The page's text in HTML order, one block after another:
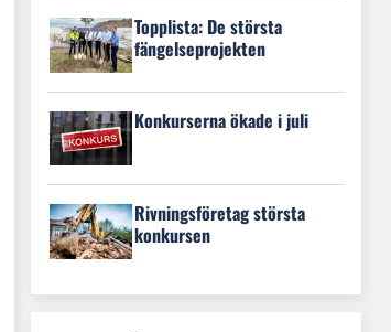
Topplista: De största
fängelseprojekten
Konkurserna ökade i juli
Rivningsföretag största
konkursen